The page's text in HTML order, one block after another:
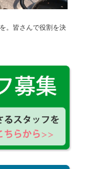
。皆さんで役割を決